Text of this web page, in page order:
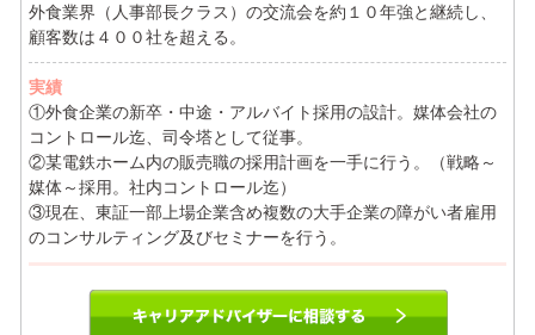
外食業界（人事部長クラス）の交流会を約１０年強と継続し、
顧客数は４００社を超える。
実績
①外食企業の新卒・中途・アルバイト採用の設計。媒体会社の
コントロール迄、司令塔として従事。
②某電鉄ホーム内の販売職の採用計画を一手に行う。（戦略～
媒体～採用。社内コントロール迄）
③現在、東証一部上場企業含め複数の大手企業の障がい者雇用
のコンサルティング及びセミナーを行う。